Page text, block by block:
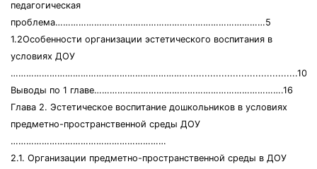
педагогическая
проблема………………………………………………………………………5
1.2Особенности организации эстетического воспитания в
условиях ДОУ
………………………………………………………….........................................10
Выводы по 1 главе……………………………………………………………….16
Глава 2. Эстетическое воспитание дошкольников в условиях
предметно-пространственной среды ДОУ
……………………………………………………
2.1. Организации предметно-пространственной среды в ДОУ